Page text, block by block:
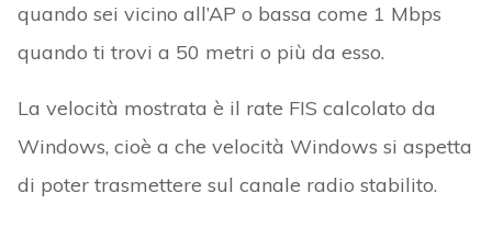
quando sei vicino all’AP o bassa come 1 Mbps
quando ti trovi a 50 metri o più da esso.
La velocità mostrata è il rate FIS calcolato da
Windows, cioè a che velocità Windows si aspetta
di poter trasmettere sul canale radio stabilito.